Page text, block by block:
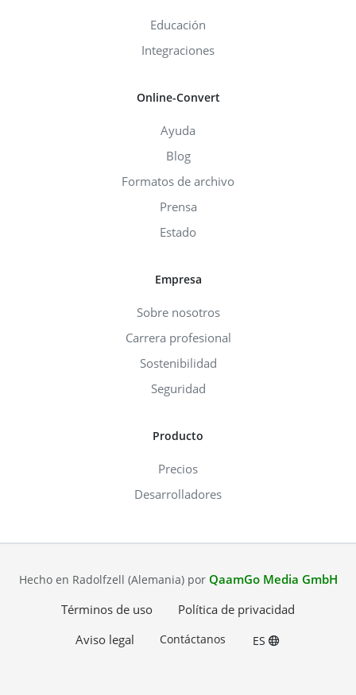
Educación
Integraciones
Online-Convert
Ayuda
Blog
Formatos de archivo
Prensa
Estado
Empresa
Sobre nosotros
Carrera profesional
Sostenibilidad
Seguridad
Producto
Precios
Desarrolladores
Hecho en Radolfzell (Alemania) por QaamGo Media GmbH
Términos de uso
Política de privacidad
Aviso legal
Contáctanos ES